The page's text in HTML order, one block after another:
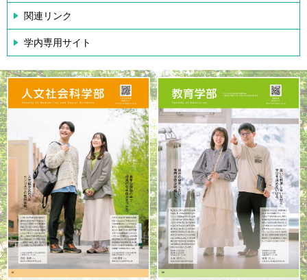
関連リンク
学内専用サイト